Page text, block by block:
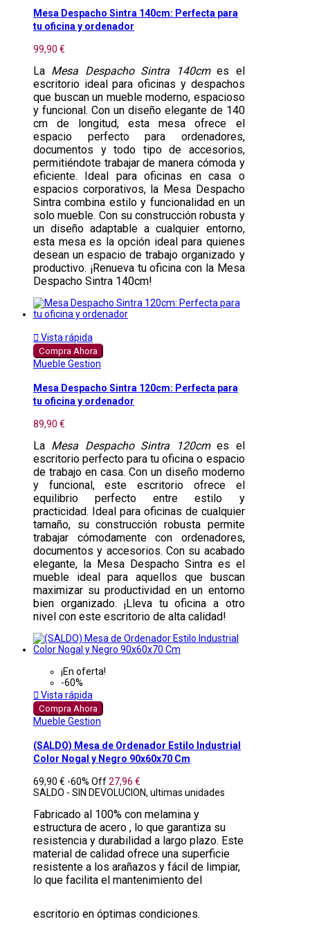
Mesa Despacho Sintra 140cm: Perfecta para
tu oficina y ordenador
99,90 €
La Mesa Despacho Sintra 140cmes el
escritorio ideal para oficinas y despachos
que buscan un mueble moderno, espacioso
y funcional. Con un diseño elegante de 140
cm de longitud, esta mesa ofrece el
espacio perfecto para ordenadores,
documentos y todo tipo de accesorios,
permitiéndote trabajar de manera cómoda y
eficiente. Ideal para oficinas en casa o
espacios corporativos, la Mesa Despacho
Sintra combina estilo y funcionalidad en un
solo mueble. Con su construcción robusta y
un diseño adaptable a cualquier entorno,
esta mesa es la opción ideal para quienes
desean un espacio de trabajo organizado y
productivo. ¡Renueva tu oficina con la Mesa
Despacho Sintra 140cm!
 Vista rápida
Compra Ahora
Mueble Gestion
Mesa Despacho Sintra 120cm: Perfecta para
tu oficina y ordenador
89,90 €
La Mesa Despacho Sintra 120cmes el
escritorio perfecto para tu oficina o espacio
de trabajo en casa. Con un diseño moderno
y funcional, este escritorio ofrece el
equilibrio perfecto entre estilo y
practicidad. Ideal para oficinas de cualquier
tamaño, su construcción robusta permite
trabajar cómodamente con ordenadores,
documentos y accesorios. Con su acabado
elegante, la Mesa Despacho Sintra es el
mueble ideal para aquellos que buscan
maximizar su productividad en un entorno
bien organizado. ¡Lleva tu oficina a otro
nivel con este escritorio de alta calidad!
¡En oferta!
-60%
 Vista rápida
Compra Ahora
Mueble Gestion
(SALDO) Mesa de Ordenador Estilo Industrial
Color Nogal y Negro 90x60x70 Cm
69,90 € -60% Off27,96 €
SALDO - SIN DEVOLUCION, ultimas unidades
Fabricado al 100% con melamina y
estructura de acero , lo que garantiza su
resistencia y durabilidad a largo plazo. Este
material de calidad ofrece una superficie
resistente a los arañazos y fácil de limpiar,
lo que facilita el mantenimiento del
escritorio en óptimas condiciones.